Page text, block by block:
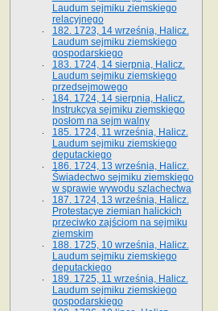
Laudum sejmiku ziemskiego
relacyjnego
182. 1723, 14 września, Halicz.
Laudum sejmiku ziemskiego
gospodarskiego
183. 1724, 14 sierpnia, Halicz.
Laudum sejmiku ziemskiego
przedsejmowego
184. 1724, 14 sierpnia, Halicz.
Instrukcya sejmiku ziemskiego
posłom na sejm walny
185. 1724, 11 września, Halicz.
Laudum sejmiku ziemskiego
deputackiego
186. 1724, 13 września, Halicz.
Świadectwo sejmiku ziemskiego
w sprawie wywodu szlachectwa
187. 1724, 13 września, Halicz.
Protestacye ziemian halickich
przeciwko zajściom na sejmiku
ziemskim
188. 1725, 10 września, Halicz.
Laudum sejmiku ziemskiego
deputackiego
189. 1725, 11 września, Halicz.
Laudum sejmiku ziemskiego
gospodarskiego